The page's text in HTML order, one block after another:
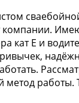
компании.
кат Е и
метод работы.